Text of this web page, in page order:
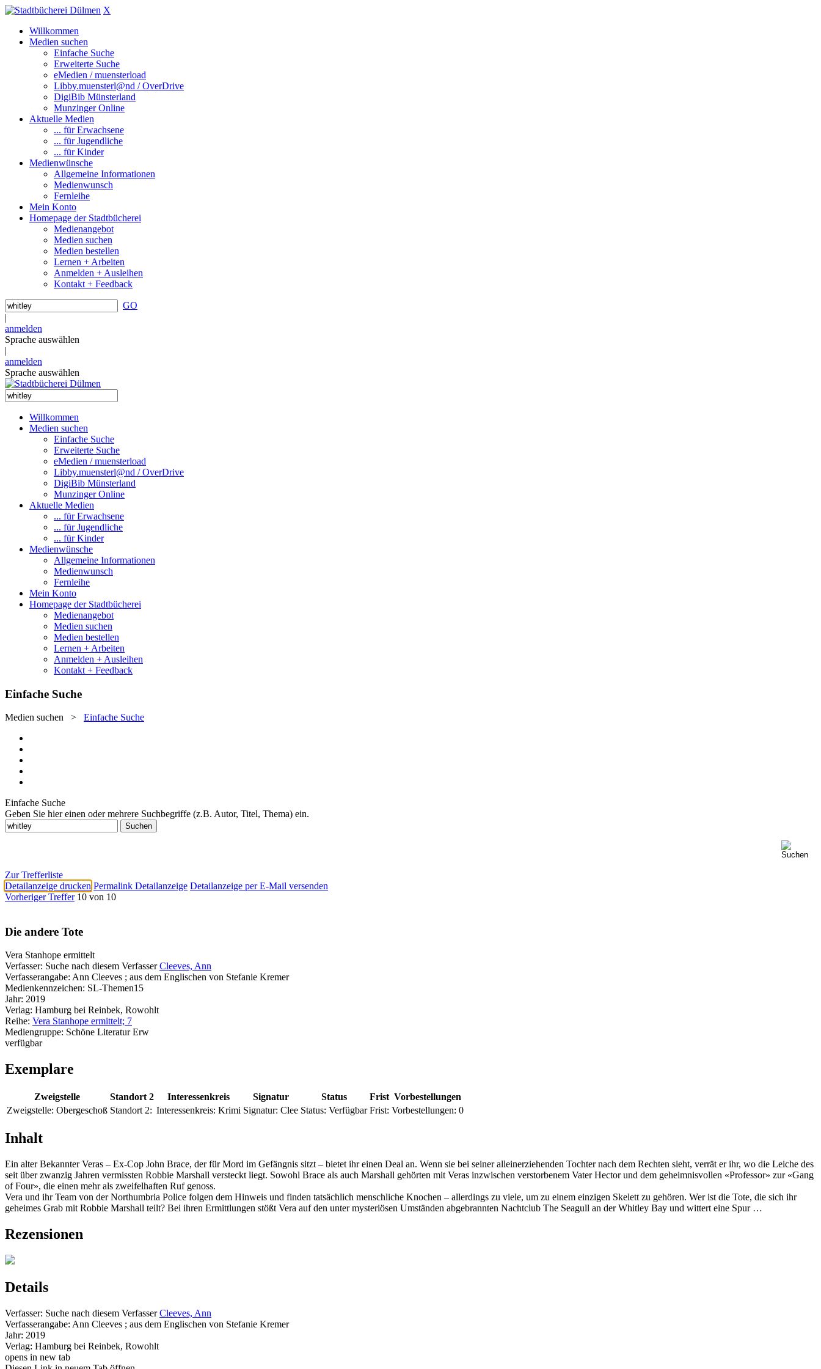
X
Willkommen
Medien suchen
Einfache Suche
Erweiterte Suche
eMedien / muensterload
Libby.muensterl@nd / OverDrive
DigiBib Münsterland
Munzinger Online
Aktuelle Medien
... für Erwachsene
... für Jugendliche
... für Kinder
Medienwünsche
Allgemeine Informationen
Medienwunsch
Fernleihe
Mein Konto
Homepage der Stadtbücherei
Medienangebot
Medien suchen
Medien bestellen
Lernen + Arbeiten
Anmelden + Ausleihen
Kontakt + Feedback
GO
|
anmelden
Sprache auswählen
|
anmelden
Sprache auswählen
Willkommen
Medien suchen
Einfache Suche
Erweiterte Suche
eMedien / muensterload
Libby.muensterl@nd / OverDrive
DigiBib Münsterland
Munzinger Online
Aktuelle Medien
... für Erwachsene
... für Jugendliche
... für Kinder
Medienwünsche
Allgemeine Informationen
Medienwunsch
Fernleihe
Mein Konto
Homepage der Stadtbücherei
Medienangebot
Medien suchen
Medien bestellen
Lernen + Arbeiten
Anmelden + Ausleihen
Kontakt + Feedback
Einfache Suche
Medien suchen > Einfache Suche
Einfache Suche
Geben Sie hier einen oder mehrere Suchbegriffe (z.B. Autor, Titel, Thema) ein.
Zur Trefferliste
Detailanzeige drucken Permalink Detailanzeige Detailanzeige per E-Mail versenden
Vorheriger Treffer 10 von 10
Die andere Tote
Vera Stanhope ermittelt
Verfasser: Suche nach diesem Verfasser Cleeves, Ann
Verfasserangabe: Ann Cleeves ; aus dem Englischen von Stefanie Kremer
Medienkennzeichen: SL-Themen15
Jahr: 2019
Verlag: Hamburg bei Reinbek, Rowohlt
Reihe: Vera Stanhope ermittelt; 7
Mediengruppe: Schöne Literatur Erw
verfügbar
Exemplare
Zweigstelle Standort 2 Interessenkreis Signatur Status Frist Vorbestellungen
Zweigstelle: Obergeschoß Standort 2: Interessenkreis: Krimi Signatur: Clee Status: Verfügbar Frist: Vorbestellungen: 0
Inhalt
Ein alter Bekannter Veras – Ex-Cop John Brace, der für Mord im Gefängnis sitzt – bietet ihr einen Deal an. Wenn sie bei seiner alleinerziehenden Tochter nach dem Rechten sieht, verrät er ihr, wo die Leiche des
seit über zwanzig Jahren vermissten Robbie Marshall versteckt liegt. Sowohl Brace als auch Marshall gehörten mit Veras inzwischen verstorbenem Vater Hector und dem geheimnisvollen «Professor» zur «Gang
of Four», die einen mehr als zweifelhaften Ruf genoss.
Vera und ihr Team von der Northumbria Police folgen dem Hinweis und finden tatsächlich menschliche Knochen – allerdings zu viele, um zu einem einzigen Skelett zu gehören. Wer ist die Tote, die sich ihr
geheimes Grab mit Robbie Marshall teilt? Bei ihren Ermittlungen stößt Vera auf den unter mysteriösen Umständen abgebrannten Nachtclub The Seagull an der Whitley Bay und wittert eine Spur …
Rezensionen
Details
Verfasser: Suche nach diesem Verfasser Cleeves, Ann
Verfasserangabe: Ann Cleeves ; aus dem Englischen von Stefanie Kremer
Jahr: 2019
Verlag: Hamburg bei Reinbek, Rowohlt
opens in new tab